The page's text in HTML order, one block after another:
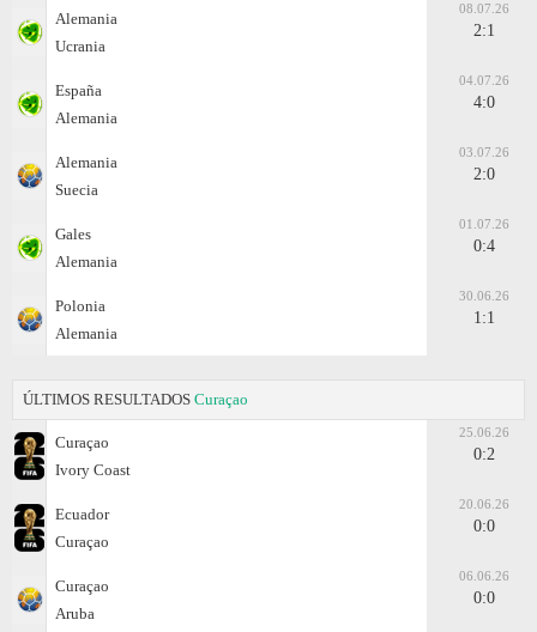
Alemania
Ucrania
08.07.26
2:1
España
Alemania
04.07.26
4:0
Alemania
Suecia
03.07.26
2:0
Gales
Alemania
01.07.26
0:4
Polonia
Alemania
30.06.26
1:1
ÚLTIMOS RESULTADOS Curaçao
Curaçao
Ivory Coast
25.06.26
0:2
Ecuador
Curaçao
20.06.26
0:0
Curaçao
Aruba
06.06.26
0:0